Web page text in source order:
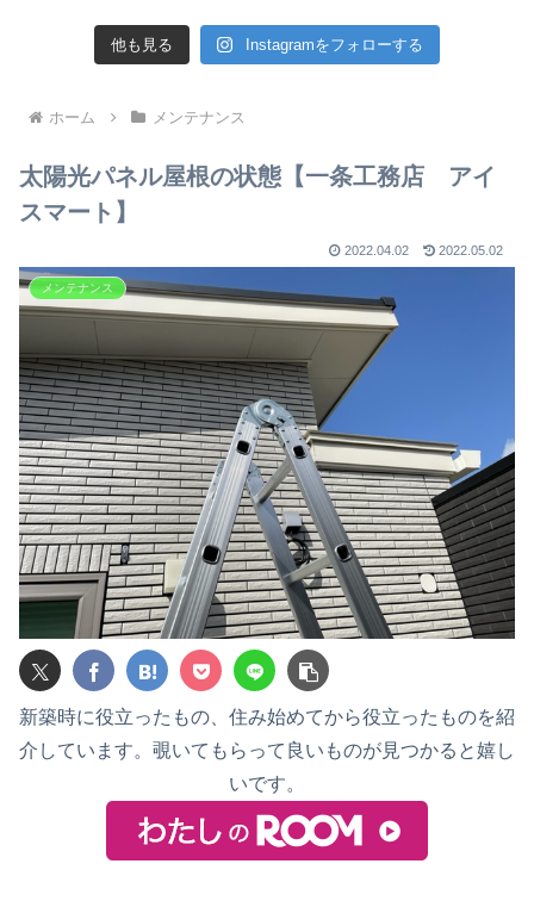
他も見る Instagramをフォローする
ホーム メンテナンス
太陽光パネル屋根の状態【一条工務店 アイ
スマート】
2022.04.02 2022.05.02
メンテナンス
新築時に役立ったもの、住み始めてから役立ったものを紹
介しています。覗いてもらって良いものが見つかると嬉し
いです。